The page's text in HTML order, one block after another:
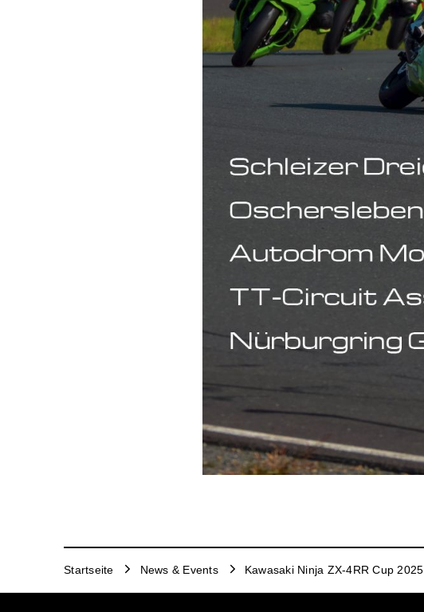
Startseite News & Events Kawasaki Ninja ZX-4RR Cup 2025